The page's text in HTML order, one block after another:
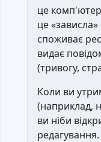
це
це
споживає
видає
(тривогу,
Коли ви
(наприклад,
ви ніби